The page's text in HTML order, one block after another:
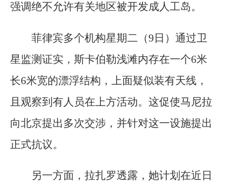
强调绝不允许有关地区被开发成人工岛。
菲律宾多个机构星期二（9日）通过卫
星监测证实，斯卡伯勒浅滩内存在一个6米
长6米宽的漂浮结构，上面疑似装有天线，
且观察到有人员在上方活动。这促使马尼拉
向北京提出多次交涉，并针对这一设施提出
正式抗议。
另一方面，拉扎罗透露，她计划在近日